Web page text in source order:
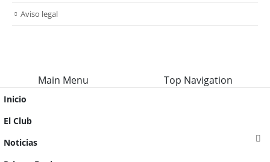
Aviso legal
Main Menu Top Navigation
Inicio
El Club
Noticias